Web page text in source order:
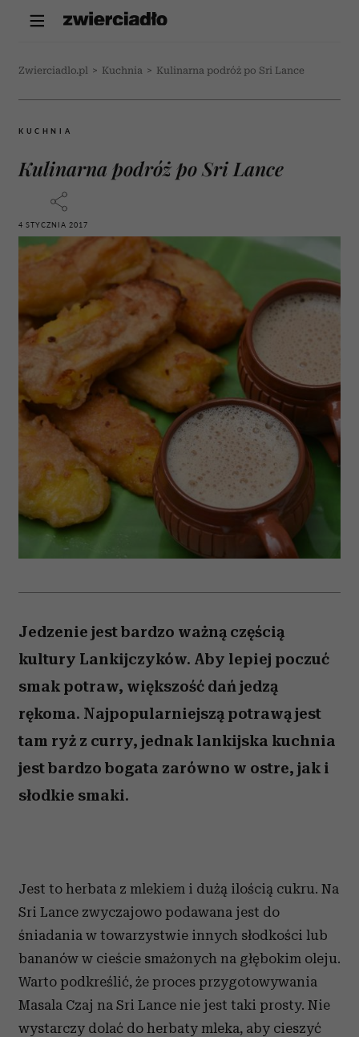
Zwierciadlo.pl > Kuchnia > Kulinarna podróż po Sri Lance
KUCHNIA
Kulinarna podróż po Sri Lance
4 STYCZNIA 2017
Jedzenie jest bardzo ważną częścią
kultury Lankijczyków. Aby lepiej poczuć
smak potraw, większość dań jedzą
rękoma. Najpopularniejszą potrawą jest
tam ryż z curry, jednak lankijska kuchnia
jest bardzo bogata zarówno w ostre, jak i
słodkie smaki.
Jest to herbata z mlekiem i dużą ilością cukru. Na
Sri Lance zwyczajowo podawana jest do
śniadania w towarzystwie innych słodkości lub
bananów w cieście smażonych na głębokim oleju.
Warto podkreślić, że proces przygotowywania
Masala Czaj na Sri Lance nie jest taki prosty. Nie
wystarczy dolać do herbaty mleka, aby cieszyć